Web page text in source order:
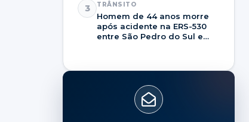
3 TRÂNSITO
Homem de 44 anos morre
após acidente na ERS-530
entre São Pedro do Sul e